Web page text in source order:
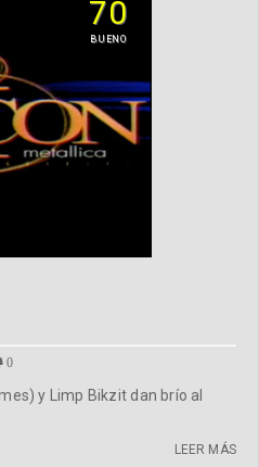
70
BUENO
0
y Limp Bikzit dan brío al
LEER MÁS